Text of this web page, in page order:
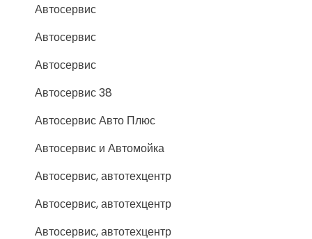
Автосервис
Автосервис
Автосервис
Автосервис 38
Автосервис Авто Плюс
Автосервис и Автомойка
Автосервис, автотехцентр
Автосервис, автотехцентр
Автосервис, автотехцентр